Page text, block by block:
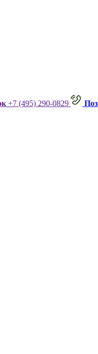
+7 (495) 290-0829